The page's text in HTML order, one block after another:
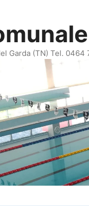
Garda (TN) Tel.